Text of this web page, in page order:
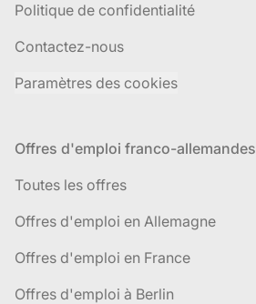
Politique de confidentialité
Contactez-nous
Paramètres des cookies
Offres d'emploi franco-allemandes
Toutes les offres
Offres d'emploi en Allemagne
Offres d'emploi en France
Offres d'emploi à Berlin